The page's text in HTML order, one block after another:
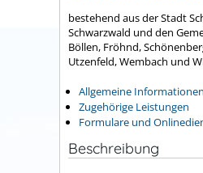
bestehend aus der Stadt
Schwarzwald und den
Böllen, Fröhnd,
Utzenfeld, Wembach und
Allgemeine Informationen
Zugehörige Leistungen
Formulare und
Beschreibung